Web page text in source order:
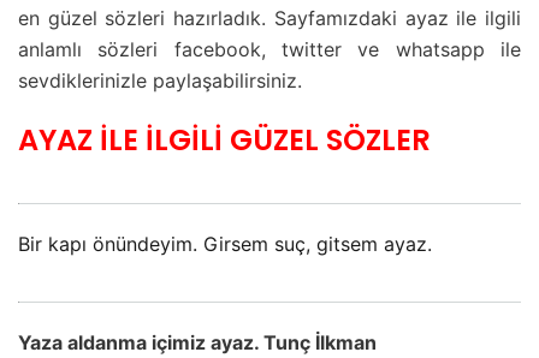
en güzel sözleri hazırladık. Sayfamızdaki ayaz ile ilgili
anlamlı sözleri facebook, twitter ve whatsapp ile
sevdiklerinizle paylaşabilirsiniz.
AYAZ İLE İLGİLİ GÜZEL SÖZLER
Bir kapı önündeyim. Girsem suç, gitsem ayaz.
Yaza aldanma içimiz ayaz. Tunç İlkman